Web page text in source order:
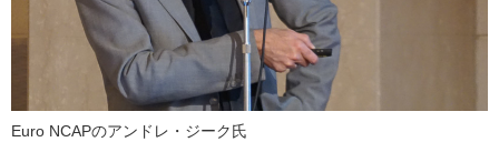
Euro NCAPのアンドレ・ジーク氏